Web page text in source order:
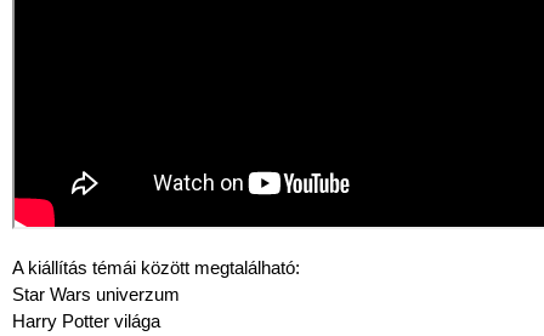
A kiállítás témái között megtalálható:
Star Wars univerzum
Harry Potter világa